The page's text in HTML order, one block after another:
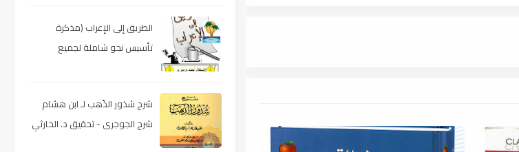
الطريق إلى الإعراب (مذكرة
تأسيس نحو شاملة لجميع
شرح شذور الذّهب لـ ابن هشام
شرح الجوجرى - تحقيق د. الحارثي